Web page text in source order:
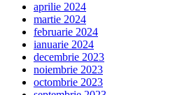
aprilie 2024
martie 2024
februarie 2024
ianuarie 2024
decembrie 2023
noiembrie 2023
octombrie 2023